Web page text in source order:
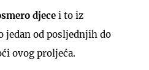
djece i to iz
jedan od posljednjih do
ovog proljeća.